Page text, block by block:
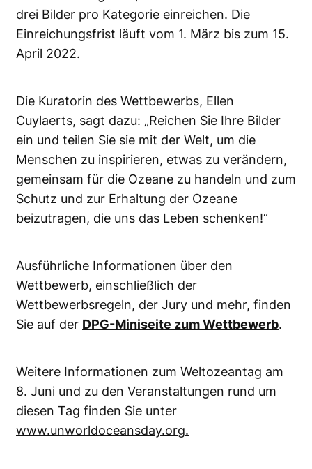
drei Bilder pro Kategorie einreichen. Die
Einreichungsfrist läuft vom 1. März bis zum 15.
April 2022.
Die Kuratorin des Wettbewerbs, Ellen
Cuylaerts, sagt dazu: „Reichen Sie Ihre Bilder
ein und teilen Sie sie mit der Welt, um die
Menschen zu inspirieren, etwas zu verändern,
gemeinsam für die Ozeane zu handeln und zum
Schutz und zur Erhaltung der Ozeane
beizutragen, die uns das Leben schenken!“
Ausführliche Informationen über den
Wettbewerb, einschließlich der
Wettbewerbsregeln, der Jury und mehr, finden
Sie auf der DPG-Miniseite zum Wettbewerb.
Weitere Informationen zum Weltozeantag am
8. Juni und zu den Veranstaltungen rund um
diesen Tag finden Sie unter
www.unworldoceansday.org.